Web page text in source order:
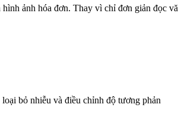
ảnh hóa đơn. Thay vì chỉ đơn giản đọc
bỏ nhiễu và điều chỉnh độ tương phản